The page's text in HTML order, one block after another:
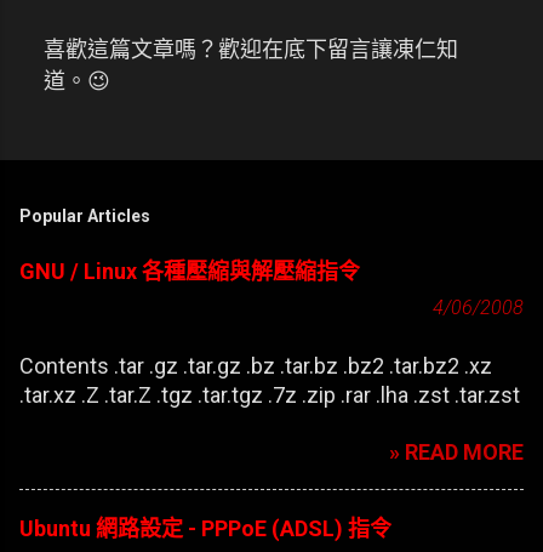
張
喜歡這篇文章嗎？歡迎在底下留言讓凍仁知
道。😉
Popular Articles
GNU / Linux 各種壓縮與解壓縮指令
4/06/2008
Contents .tar .gz .tar.gz .bz .tar.bz .bz2 .tar.bz2 .xz
.tar.xz .Z .tar.Z .tgz .tar.tgz .7z .zip .rar .lha .zst .tar.zst
» READ MORE
Ubuntu 網路設定 - PPPoE (ADSL) 指令